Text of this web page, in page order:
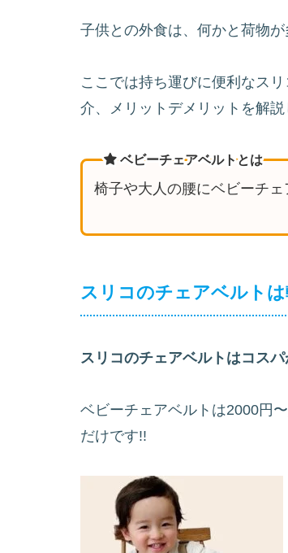
子供との外食は、何かと荷物が
ここでは持ち運びに便利なス
介、メリットデメリットを解説
ベビーチェアベルトとは
椅子や大人の腰にベビーチ
スリコのチェアベルト
スリコのチェアベルトはコス
ベビーチェアベルトは2000円
だけです!!